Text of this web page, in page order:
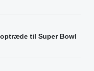
til Super Bowl